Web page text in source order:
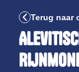
Terug naar